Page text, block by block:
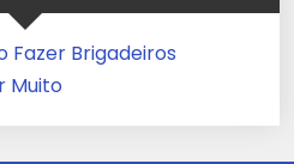
Fazer Brigadeiros
Muito